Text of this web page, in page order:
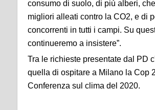
consumo di suolo, di più alberi,
migliori alleati contro la CO2, e di
concorrenti in tutti i campi. Su
continueremo a insistere”.
Tra le richieste presentate dal PD
quella di ospitare a Milano la Cop
Conferenza sul clima del 2020.